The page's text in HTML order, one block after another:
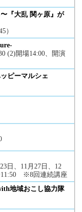
『大乱 関ヶ原』が
）
(2)開場14:00、開演
ピーマルシェ
日、11月27日、12
11:50 ※8回連続講座
地域おこし協力隊